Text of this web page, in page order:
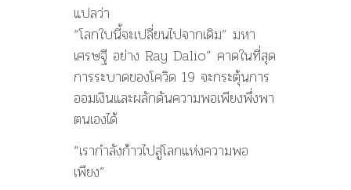
แปลว่า
“โลกใบนี้จะเปลี่ยนไปจากเดิม” มหา
เศรษฐี อย่าง Ray Dalio” คาดในที่สุด
การระบาดของโควิด 19 จะกระตุ้นการ
ออมเงินและผลักดันความพอเพียงพึ่งพา
ตนเองได้
“เรากำลังก้าวไปสู่โลกแห่งความพอ
เพียง”